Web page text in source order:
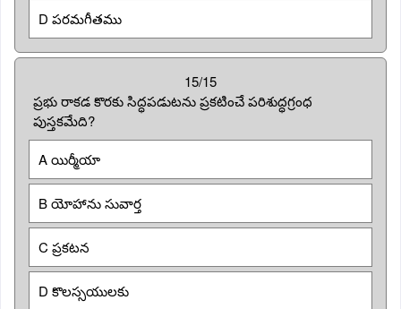
D పరమగీతము
15/15
ప్రభు రాకడ కొరకు సిద్ధపడుటను ప్రకటించే పరిశుద్ధగ్రంధ
పుస్తకమేది?
A యిర్మీయా
B యోహాను సువార్త
C ప్రకటన
D కొలస్సయులకు